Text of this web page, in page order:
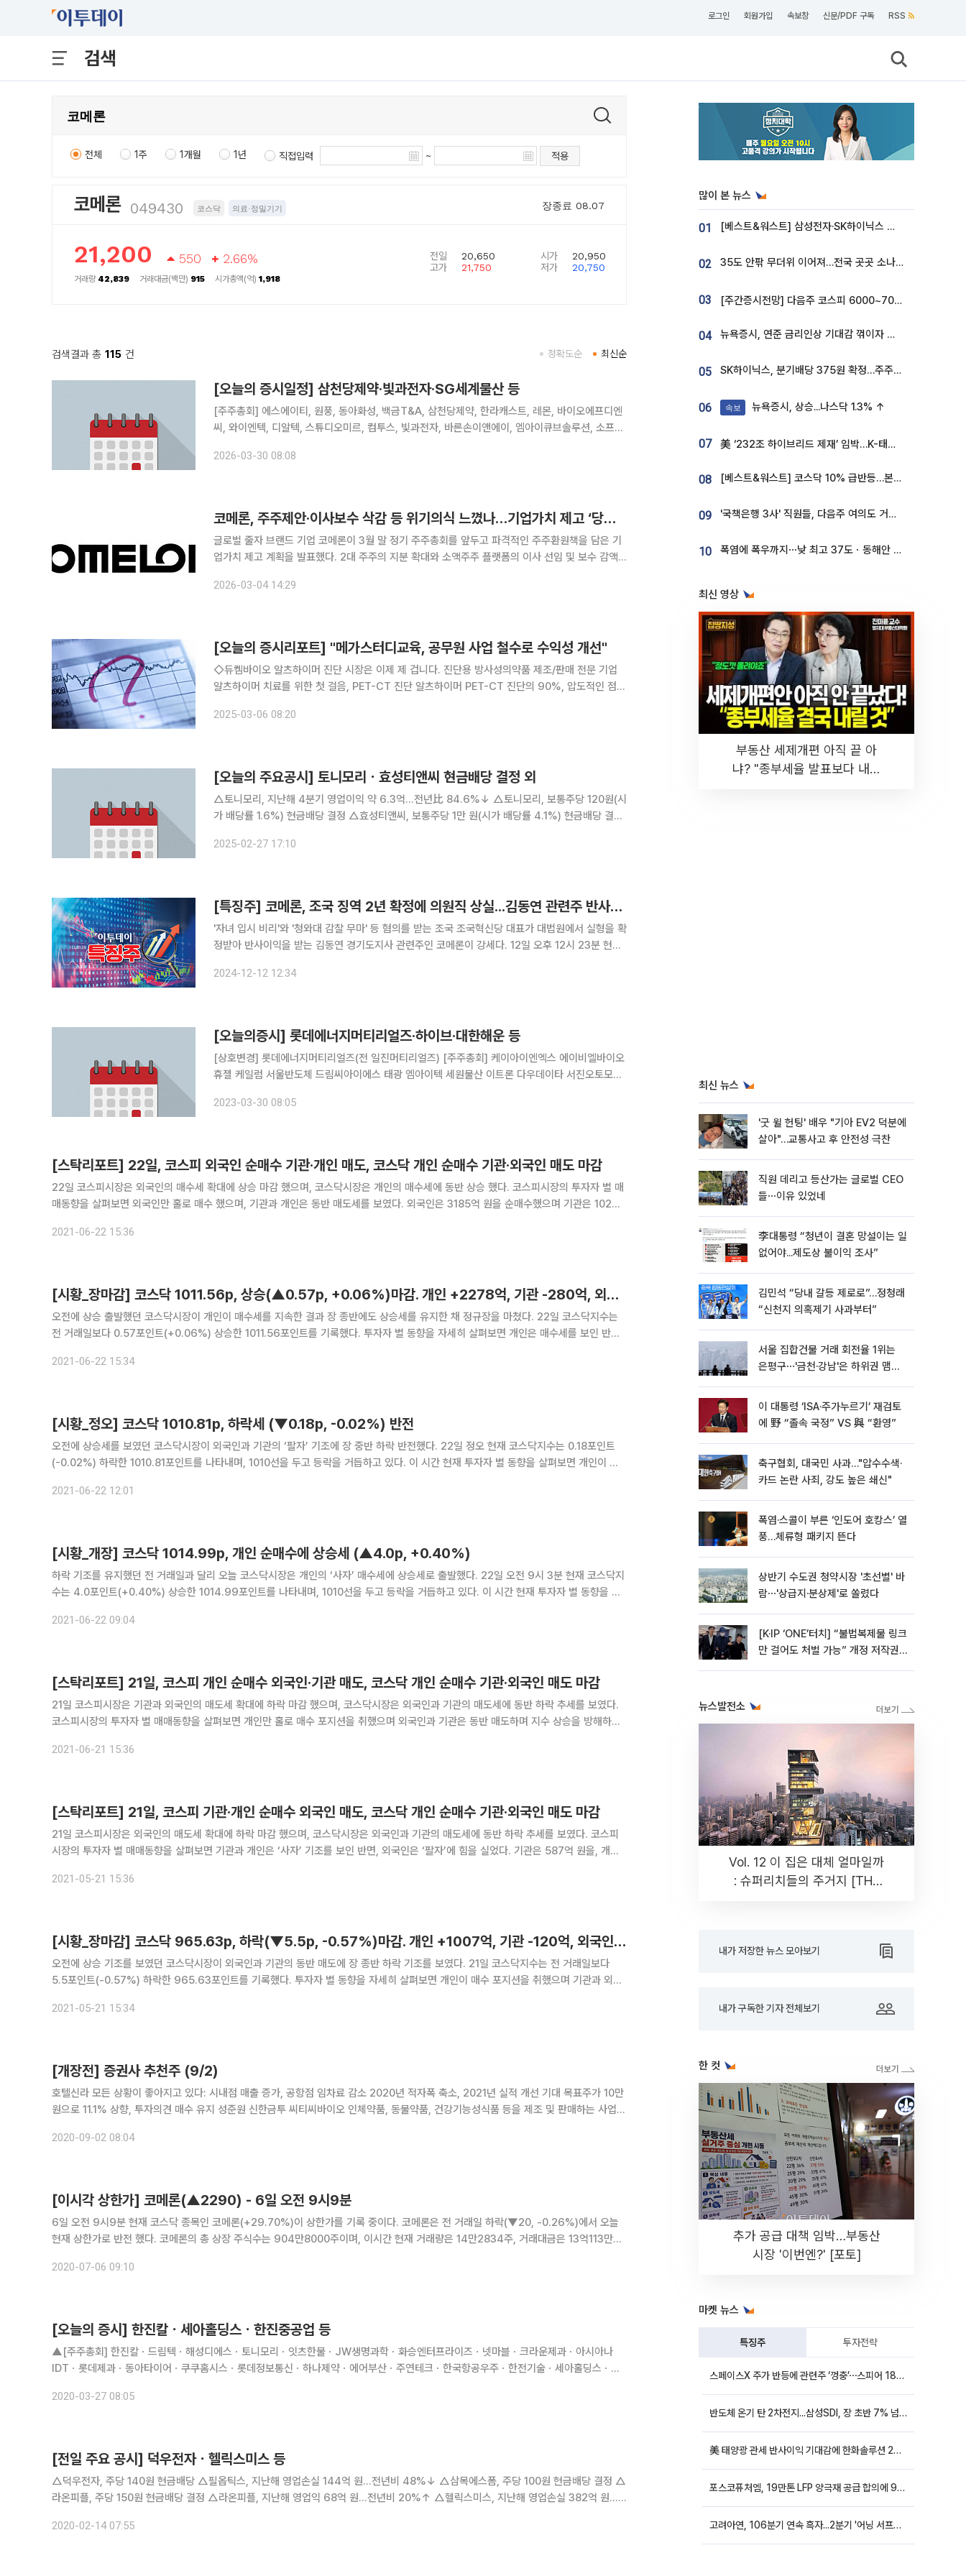
로그인 회원가입 속보창 신문/PDF 구독 RSS
검색
전체 1주 1개월 1년 직접입력 ~ 적용
코메론 049430 코스닥 의료·정밀기기 장종료 08.07
21,200 550 2.66%
거래량 42,839 거래대금(백만) 915 시가총액(억) 1,918
전일
20,650
고가
21,750
시가
20,950
저가
20,750
검색결과 총 115 건 최신순
정확도순
[오늘의 증시일정] 삼천당제약·빛과전자·SG세계물산 등
[주주총회] 에스에이티, 원풍, 동아화성, 백금T&A, 삼천당제약, 한라캐스트, 레몬, 바이오에프디엔
씨, 와이엔텍, 디알텍, 스튜디오미르, 컴투스, 빛과전자, 바른손이앤에이, 엠아이큐브솔루션, 소프트
온, 뉴로핏, 아이티엠반도체, 버넥트, 이니텍, 디모아
2026-03-30 08:08
코메론, 주주제안·이사보수 삭감 등 위기의식 느꼈나…기업가치 제고 ‘당근’ 제시
글로벌 줄자 브랜드 기업 코메론이 3월 말 정기 주주총회를 앞두고 파격적인 주주환원책을 담은 기
업가치 제고 계획을 발표했다. 2대 주주의 지분 확대와 소액주주 플랫폼의 이사 선임 및 보수 감액
제고 카드로 응수에 나선 것으로 풀이된다. 4일 금융감독원 전자공시시
2026-03-04 14:29
[오늘의 증시리포트] "메가스터디교육, 공무원 사업 철수로 수익성 개선"
◇듀켐바이오 알츠하이머 진단 시장은 이제 제 겁니다. 진단용 방사성의약품 제조/판매 전문 기업
알츠하이머 치료를 위한 첫 걸음, PET-CT 진단 알츠하이머 PET-CT 진단의 90%, 압도적인 점유
셜 신한 속보; 도약을 위한 성장통 4Q24 Review:
2025-03-06 08:20
[오늘의 주요공시] 토니모리ㆍ효성티앤씨 현금배당 결정 외
△토니모리, 지난해 4분기 영업이익 약 6.3억…전년比 84.6%↓ △토니모리, 보통주당 120원(시
가 배당률 1.6%) 현금배당 결정 △효성티앤씨, 보통주당 1만 원(시가 배당률 4.1%) 현금배당 결정
원(시가 배당률 1.2%) 현금배당 결정 △금화피에
2025-02-27 17:10
[특징주] 코메론, 조국 징역 2년 확정에 의원직 상실...김동연 관련주 반사이익 강세
'자녀 입시 비리'와 '청와대 감찰 무마' 등 혐의를 받는 조국 조국혁신당 대표가 대법원에서 실형을 확
정받아 반사이익을 받는 김동연 경기도지사 관련주인 코메론이 강세다. 12일 오후 12시 23분 현재
2024-12-12 12:34
[오늘의증시] 롯데에너지머티리얼즈·하이브·대한해운 등
[상호변경] 롯데에너지머티리얼즈(전 일진머티리얼즈) [주주총회] 케이아이엔엑스 에이비엘바이오
휴젤 케일럼 서울반도체 드림씨아이에스 태광 엠아이텍 세원물산 이트론 다우데이타 서진오토모티
리진 삼목에스폼 위지트 서울제약 네오펙트 큐브엔터 YTN APS홀딩스 원익홀딩스
2023-03-30 08:05
[스탁리포트] 22일, 코스피 외국인 순매수 기관·개인 매도, 코스닥 개인 순매수 기관·외국인 매도 마감
22일 코스피시장은 외국인의 매수세 확대에 상승 마감 했으며, 코스닥시장은 개인의 매수세에 동반 상승 했다. 코스피시장의 투자자 별 매
매동향을 살펴보면 외국인만 홀로 매수 했으며, 기관과 개인은 동반 매도세를 보였다. 외국인은 3185억 원을 순매수했으며 기관은 102억
2021-06-22 15:36
[시황_장마감] 코스닥 1011.56p, 상승(▲0.57p, +0.06%)마감. 개인 +2278억, 기관 -280억, 외국인 -1946억
오전에 상승 출발했던 코스닥시장이 개인이 매수세를 지속한 결과 장 종반에도 상승세를 유지한 채 정규장을 마쳤다. 22일 코스닥지수는
전 거래일보다 0.57포인트(+0.06%) 상승한 1011.56포인트를 기록했다. 투자자 별 동향을 자세히 살펴보면 개인은 매수세를 보인 반면
2021-06-22 15:34
[시황_정오] 코스닥 1010.81p, 하락세 (▼0.18p, -0.02%) 반전
오전에 상승세를 보였던 코스닥시장이 외국인과 기관의 ‘팔자’ 기조에 장 중반 하락 반전했다. 22일 정오 현재 코스닥지수는 0.18포인트
(-0.02%) 하락한 1010.81포인트를 나타내며, 1010선을 두고 등락을 거듭하고 있다. 이 시간 현재 투자자 별 동향을 살펴보면 개인이 매
2021-06-22 12:01
[시황_개장] 코스닥 1014.99p, 개인 순매수에 상승세 (▲4.0p, +0.40%)
하락 기조를 유지했던 전 거래일과 달리 오늘 코스닥시장은 개인의 ‘사자’ 매수세에 상승세로 출발했다. 22일 오전 9시 3분 현재 코스닥지
수는 4.0포인트(+0.40%) 상승한 1014.99포인트를 나타내며, 1010선을 두고 등락을 거듭하고 있다. 이 시간 현재 투자자 별 동향을 살
2021-06-22 09:04
[스탁리포트] 21일, 코스피 개인 순매수 외국인·기관 매도, 코스닥 개인 순매수 기관·외국인 매도 마감
21일 코스피시장은 기관과 외국인의 매도세 확대에 하락 마감 했으며, 코스닥시장은 외국인과 기관의 매도세에 동반 하락 추세를 보였다.
코스피시장의 투자자 별 매매동향을 살펴보면 개인만 홀로 매수 포지션을 취했으며 외국인과 기관은 동반 매도하며 지수 상승을 방해하는
2021-06-21 15:36
[스탁리포트] 21일, 코스피 기관·개인 순매수 외국인 매도, 코스닥 개인 순매수 기관·외국인 매도 마감
21일 코스피시장은 외국인의 매도세 확대에 하락 마감 했으며, 코스닥시장은 외국인과 기관의 매도세에 동반 하락 추세를 보였다. 코스피
시장의 투자자 별 매매동향을 살펴보면 기관과 개인은 ‘사자’ 기조를 보인 반면, 외국인은 ‘팔자’에 힘을 실었다. 기관은 587억 원을, 개인
2021-05-21 15:36
[시황_장마감] 코스닥 965.63p, 하락(▼5.5p, -0.57%)마감. 개인 +1007억, 기관 -120억, 외국인 -785억
오전에 상승 기조를 보였던 코스닥시장이 외국인과 기관의 동반 매도에 장 종반 하락 기조를 보였다. 21일 코스닥지수는 전 거래일보다
5.5포인트(-0.57%) 하락한 965.63포인트를 기록했다. 투자자 별 동향을 자세히 살펴보면 개인이 매수 포지션을 취했으며 기관과 외국
2021-05-21 15:34
[개장전] 증권사 추천주 (9/2)
호텔신라 모든 상황이 좋아지고 있다: 시내점 매출 증가, 공항점 임차료 감소 2020년 적자폭 축소, 2021년 실적 개선 기대 목표주가 10만
원으로 11.1% 상향, 투자의견 매수 유지 성준원 신한금투 씨티씨바이오 인체약품, 동물약품, 건강기능성식품 등을 제조 및 판매하는 사업을
2020-09-02 08:04
[이시각 상한가] 코메론(▲2290) - 6일 오전 9시9분
6일 오전 9시9분 현재 코스닥 종목인 코메론(+29.70%)이 상한가를 기록 중이다. 코메론은 전 거래일 하락(▼20, -0.26%)에서 오늘
현재 상한가로 반전 했다. 코메론의 총 상장 주식수는 904만8000주이며, 이시간 현재 거래량은 14만2834주, 거래대금은 13억113만
2020-07-06 09:10
[오늘의 증시] 한진칼ㆍ세아홀딩스ㆍ한진중공업 등
▲[주주총회] 한진칼ㆍ드림텍ㆍ해성디에스ㆍ토니모리ㆍ잇츠한불ㆍJW생명과학ㆍ화승엔터프라이즈ㆍ넷마블ㆍ크라운제과ㆍ아시아나
IDTㆍ롯데제과ㆍ동아타이어ㆍ쿠쿠홈시스ㆍ롯데정보통신ㆍ하나제약ㆍ에어부산ㆍ주연테크ㆍ한국항공우주ㆍ한전기술ㆍ세아홀딩스ㆍ셀
텔코웨어ㆍ에이블씨엔씨
2020-03-27 08:05
[전일 주요 공시] 덕우전자ㆍ헬릭스미스 등
△덕우전자, 주당 140원 현금배당 △필옵틱스, 지난해 영업손실 144억 원...전년비 48%↓ △삼목에스폼, 주당 100원 현금배당 결정 △
라온피플, 주당 150원 현금배당 결정 △라온피플, 지난해 영업익 68억 원...전년비 20%↑ △헬릭스미스, 지난해 영업손실 382억 원...
2020-02-14 07:55
많이 본 뉴스
01 [베스트&워스트] 삼성전자·SK하이닉스 밀린 한 주…상상인증권은 85% 급등
02 35도 안팎 무더위 이어져…전국 곳곳 소나기 [오늘 날씨]
03 [주간증시전망] 다음주 코스피 6000~7000⋯“外人 수급은 정책이 변수”
04 뉴욕증시, 연준 금리인상 기대감 꺾이자 상승...S&P500 사상 최고치 [종합]
05 SK하이닉스, 분기배당 375원 확정…주주환원책 9월로 앞당겨 발표
06 속보 뉴욕증시, 상승...나스닥 1.3% ↑
07 美 ‘232조 하이브리드 제재’ 임박…K-태양광, 불확실성 털고 날개 다나
08 [베스트&워스트] 코스닥 10% 급반등…본느, 최대주주 변경 기대에 270% 폭등
09 '국책은행 3사' 직원들, 다음주 여의도 거리 나서는 까닭은
10 폭염에 폭우까지⋯낮 최고 37도ㆍ동해안 강한 비 [날씨]
최신 영상
부동산 세제개편 아직 끝 아
냐? "종부세율 발표보다 내릴
최신 뉴스
'굿 윌 헌팅' 배우 "기아 EV2 덕분에
살아"…교통사고 후 안전성 극찬
직원 데리고 등산가는 글로벌 CEO
들⋯이유 있었네
李대통령 “청년이 결혼 망설이는 일
없어야...제도상 불이익 조사”
김민석 “당내 갈등 제로로”…정청래
“신천지 의혹제기 사과부터”
서울 집합건물 거래 회전율 1위는
은평구⋯'금천·강남'은 하위권 맴돌
이 대통령 ‘ISA·주가누르기’ 재검토
에 野 “졸속 국정” VS 與 “환영”
축구협회, 대국민 사과…"압수수색·
카드 논란 사죄, 강도 높은 쇄신"
폭염·스콜이 부른 ‘인도어 호캉스’ 열
풍…체류형 패키지 뜬다
상반기 수도권 청약시장 '초선별' 바
람⋯'상급지·분상제'로 쏠렸다
[K·IP ‘ONE’터치] “불법복제물 링크
만 걸어도 처벌 가능” 개정 저작권
뉴스발전소
Vol. 12 이 집은 대체 얼마일까
: 슈퍼리치들의 주거지 [THE
내가 저장한 뉴스 모아보기
내가 구독한 기자 전체보기
한 컷
추가 공급 대책 임박…부동산
시장 '이번엔?' [포토]
마켓 뉴스
특징주 투자전략
스페이스X 주가 반등에 관련주 ‘껑충’⋯스피어 18%ㆍ에이치브이엠 12%↑
반도체 온기 탄 2차전지...삼성SDI, 장 초반 7% 넘게 껑충
美 태양광 관세 반사이익 기대감에 한화솔루션 20%대·OCI홀딩스 14%대 급등
포스코퓨처엠, 19만톤 LFP 양극재 공급 합의에 9%대 강세
고려아연, 106분기 연속 흑자...2분기 '어닝 서프라이즈'에 장 초반 12%대 강세